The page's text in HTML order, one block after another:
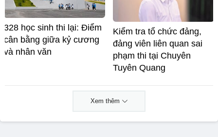
328 học sinh thi lại: Điểm
cân bằng giữa kỷ cương
và nhân văn
Kiểm tra tổ chức đảng,
đảng viên liên quan sai
phạm thi tại Chuyên
Tuyên Quang
Xem thêm